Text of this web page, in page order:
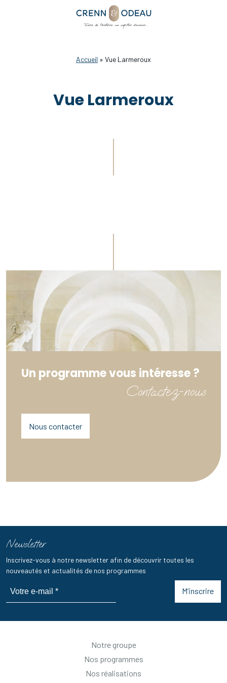
Accueil » Vue Larmeroux
Vue Larmeroux
Un programme vous intéresse ?
Contactez-nous
Nous contacter
Newsletter
Inscrivez-vous à notre newsletter afin de découvrir toutes les
nouveautés et actualités de nos programmes
M’inscrire
Notre groupe
Nos programmes
Nos réalisations